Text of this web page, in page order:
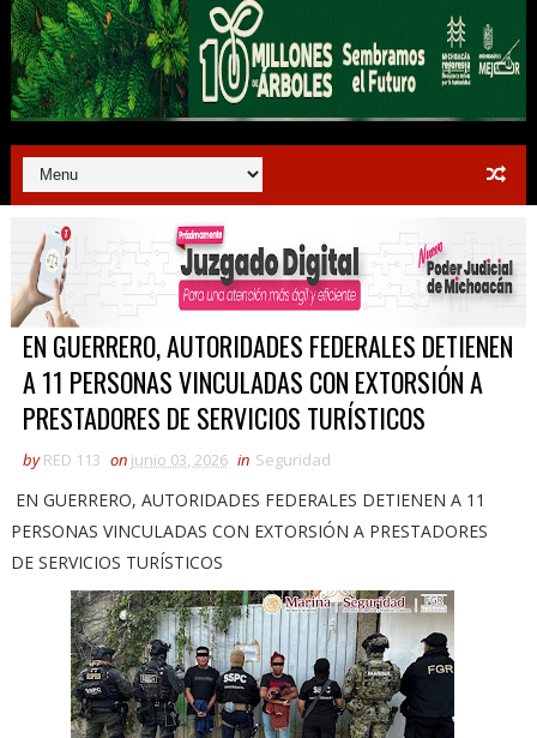
EN GUERRERO, AUTORIDADES FEDERALES DETIENEN
A 11 PERSONAS VINCULADAS CON EXTORSIÓN A
PRESTADORES DE SERVICIOS TURÍSTICOS
by RED 113 on junio 03, 2026 in Seguridad
EN GUERRERO, AUTORIDADES FEDERALES DETIENEN A 11
PERSONAS VINCULADAS CON EXTORSIÓN A PRESTADORES
DE SERVICIOS TURÍSTICOS